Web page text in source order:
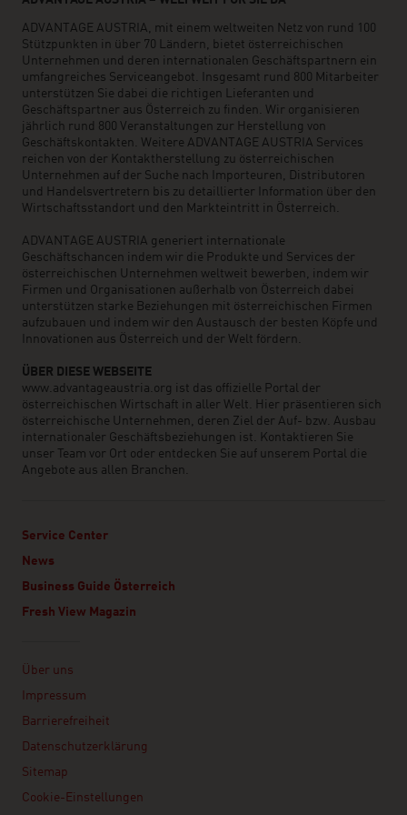
ADVANTAGE AUSTRIA, mit einem weltweiten Netz von rund 100
Stützpunkten in über 70 Ländern, bietet österreichischen
Unternehmen und deren internationalen Geschäftspartnern ein
umfangreiches Serviceangebot. Insgesamt rund 800 Mitarbeiter
unterstützen Sie dabei die richtigen Lieferanten und
Geschäftspartner aus Österreich zu finden. Wir organisieren
jährlich rund 800 Veranstaltungen zur Herstellung von
Geschäftskontakten. Weitere ADVANTAGE AUSTRIA Services
reichen von der Kontaktherstellung zu österreichischen
Unternehmen auf der Suche nach Importeuren, Distributoren
und Handelsvertretern bis zu detaillierter Information über den
Wirtschaftsstandort und den Markteintritt in Österreich.
ADVANTAGE AUSTRIA generiert internationale
Geschäftschancen indem wir die Produkte und Services der
österreichischen Unternehmen weltweit bewerben, indem wir
Firmen und Organisationen außerhalb von Österreich dabei
unterstützen starke Beziehungen mit österreichischen Firmen
aufzubauen und indem wir den Austausch der besten Köpfe und
Innovationen aus Österreich und der Welt fördern.
ÜBER DIESE WEBSEITE
www.advantageaustria.org ist das offizielle Portal der
österreichischen Wirtschaft in aller Welt. Hier präsentieren sich
österreichische Unternehmen, deren Ziel der Auf- bzw. Ausbau
internationaler Geschäftsbeziehungen ist. Kontaktieren Sie
unser Team vor Ort oder entdecken Sie auf unserem Portal die
Angebote aus allen Branchen.
Service Center
News
Business Guide Österreich
Fresh View Magazin
Über uns
Impressum
Barrierefreiheit
Datenschutzerklärung
Sitemap
Cookie-Einstellungen